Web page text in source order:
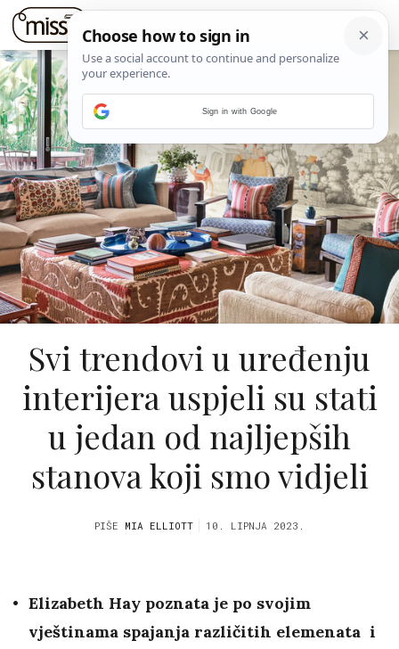
Svi trendovi u uređenju
interijera uspjeli su stati
u jedan od najljepših
stanova koji smo vidjeli
PIŠE MIA ELLIOTT 10. LIPNJA 2023.
Elizabeth Hay poznata je po svojim
vještinama spajanja različitih elemenata i
Sign in with Google